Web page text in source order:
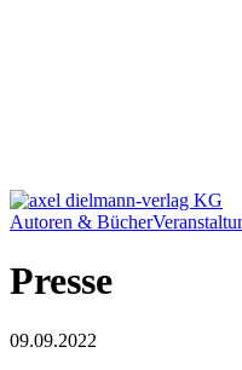
Autoren & Bücher
Presse
09.09.2022